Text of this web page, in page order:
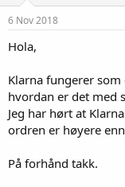
6 Nov 2018
Hola,
Klarna fungerer
hvordan er det med
Jeg har hørt at
ordren er høyere
På forhånd takk.